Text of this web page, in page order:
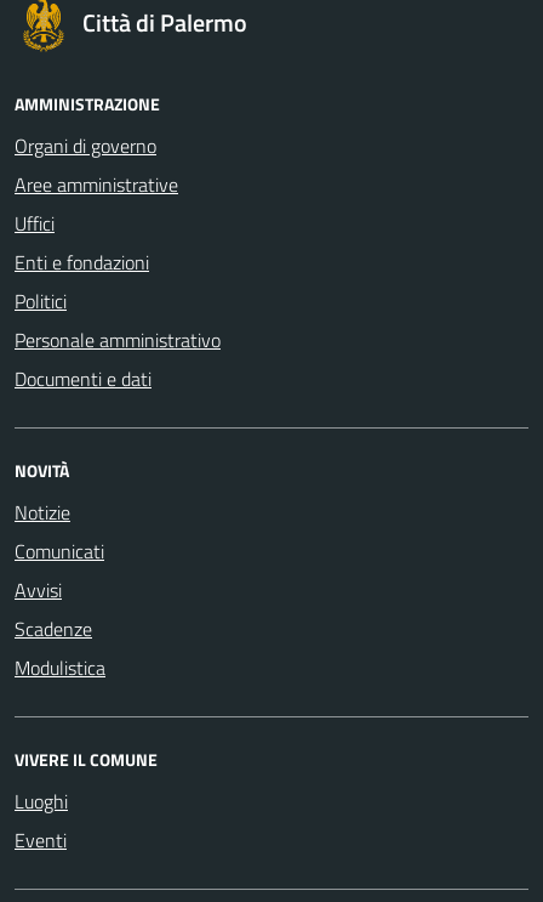
Città di Palermo
AMMINISTRAZIONE
Organi di governo
Aree amministrative
Uffici
Enti e fondazioni
Politici
Personale amministrativo
Documenti e dati
NOVITÀ
Notizie
Comunicati
Avvisi
Scadenze
Modulistica
VIVERE IL COMUNE
Luoghi
Eventi